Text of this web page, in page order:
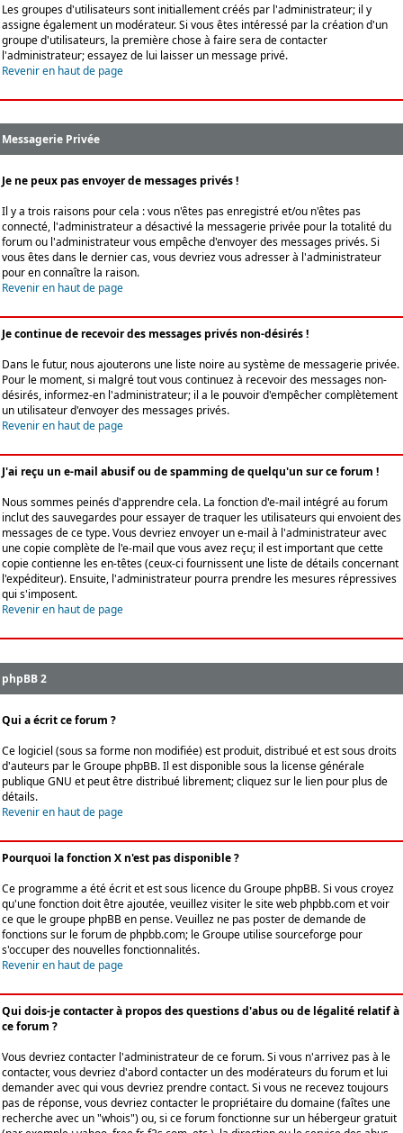
Les groupes d'utilisateurs sont initiallement créés par l'administrateur; il y
assigne également un modérateur. Si vous êtes intéressé par la création d'un
groupe d'utilisateurs, la première chose à faire sera de contacter
l'administrateur; essayez de lui laisser un message privé.
Revenir en haut de page
Messagerie Privée
Je ne peux pas envoyer de messages privés !
Il y a trois raisons pour cela : vous n'êtes pas enregistré et/ou n'êtes pas
connecté, l'administrateur a désactivé la messagerie privée pour la totalité du
forum ou l'administrateur vous empêche d'envoyer des messages privés. Si
vous êtes dans le dernier cas, vous devriez vous adresser à l'administrateur
pour en connaître la raison.
Revenir en haut de page
Je continue de recevoir des messages privés non-désirés !
Dans le futur, nous ajouterons une liste noire au système de messagerie privée.
Pour le moment, si malgré tout vous continuez à recevoir des messages non-
désirés, informez-en l'administrateur; il a le pouvoir d'empêcher complètement
un utilisateur d'envoyer des messages privés.
Revenir en haut de page
J'ai reçu un e-mail abusif ou de spamming de quelqu'un sur ce forum !
Nous sommes peinés d'apprendre cela. La fonction d'e-mail intégré au forum
inclut des sauvegardes pour essayer de traquer les utilisateurs qui envoient des
messages de ce type. Vous devriez envoyer un e-mail à l'administrateur avec
une copie complète de l'e-mail que vous avez reçu; il est important que cette
copie contienne les en-têtes (ceux-ci fournissent une liste de détails concernant
l'expéditeur). Ensuite, l'administrateur pourra prendre les mesures répressives
qui s'imposent.
Revenir en haut de page
phpBB 2
Qui a écrit ce forum ?
Ce logiciel (sous sa forme non modifiée) est produit, distribué et est sous droits
d'auteurs par leGroupe phpBB. Il est disponible sous la license générale
publique GNU et peut être distribué librement; cliquez sur le lien pour plus de
détails.
Revenir en haut de page
Pourquoi la fonction X n'est pas disponible ?
Ce programme a été écrit et est sous licence du Groupe phpBB. Si vous croyez
qu'une fonction doit être ajoutée, veuillez visiter le site web phpbb.com et voir
ce que le groupe phpBB en pense. Veuillez ne pas poster de demande de
fonctions sur le forum de phpbb.com; le Groupe utilise sourceforge pour
s'occuper des nouvelles fonctionnalités.
Revenir en haut de page
Qui dois-je contacter à propos des questions d'abus ou de légalité relatif à
ce forum ?
Vous devriez contacter l'administrateur de ce forum. Si vous n'arrivez pas à le
contacter, vous devriez d'abord contacter un des modérateurs du forum et lui
demander avec qui vous devriez prendre contact. Si vous ne recevez toujours
pas de réponse, vous devriez contacter le propriétaire du domaine (faîtes une
recherche avec un "whois") ou, si ce forum fonctionne sur un hébergeur gratuit